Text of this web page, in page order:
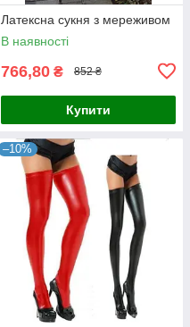
Латексна сукня з мереживом
В наявності
766,80 ₴ 852 ₴
Купити
–10%